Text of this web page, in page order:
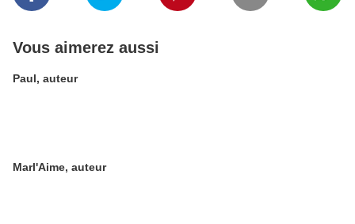
Vous aimerez aussi
Paul, auteur
Marl'Aime, auteur